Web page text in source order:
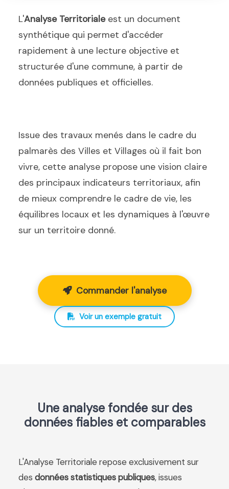
L'Analyse Territorialeest un document
synthétique qui permet d'accéder
rapidement à une lecture objective et
structurée d'une commune, à partir de
données publiques et officielles.
Issue des travaux menés dans le cadre du
palmarès des Villes et Villages où il fait bon
vivre, cette analyse propose une vision claire
des principaux indicateurs territoriaux, afin
de mieux comprendre le cadre de vie, les
équilibres locaux et les dynamiques à l'œuvre
sur un territoire donné.
Commander l'analyse
Voir un exemple gratuit
Une analyse fondée sur des
données fiables et comparables
L'Analyse Territoriale repose exclusivement sur
des données statistiques publiques, issues